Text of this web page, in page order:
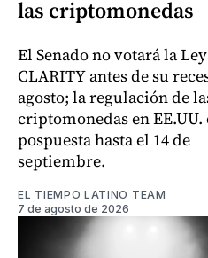
las criptomonedas
El Senado no votará la Ley
CLARITY antes de su
agosto; la regulación de
criptomonedas en EE.UU.
pospuesta hasta el 14 de
septiembre.
EL TIEMPO LATINO TEAM
7 de agosto de 2026